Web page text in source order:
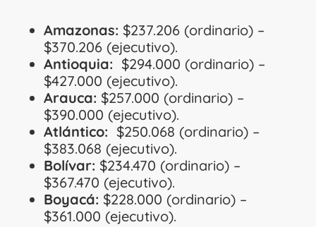
Amazonas: $237.206 (ordinario) –
$370.206 (ejecutivo).
Antioquia: $294.000 (ordinario) –
$427.000 (ejecutivo).
Arauca: $257.000 (ordinario) –
$390.000 (ejecutivo).
Atlántico: $250.068 (ordinario) –
$383.068 (ejecutivo).
Bolívar: $234.470 (ordinario) –
$367.470 (ejecutivo).
Boyacá: $228.000 (ordinario) –
$361.000 (ejecutivo).